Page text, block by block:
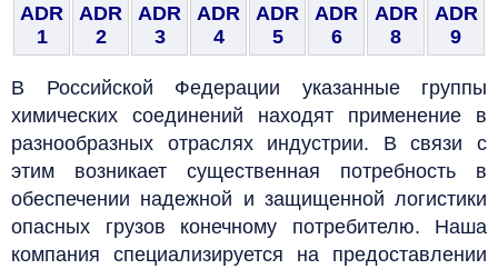
ADR
1
ADR
2
ADR
3
ADR
4
ADR
5
ADR
6
ADR
8
ADR
9
В Российской Федерации указанные группы
химических соединений находят применение в
разнообразных отраслях индустрии. В связи с
этим возникает существенная потребность в
обеспечении надежной и защищенной логистики
опасных грузов конечному потребителю. Наша
компания специализируется на предоставлении